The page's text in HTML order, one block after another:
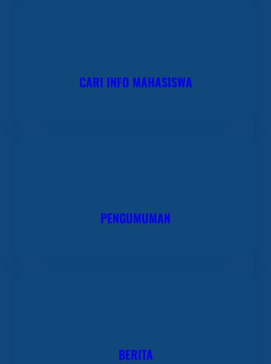
CARI INFO MAHASISWA
PENGUMUMAN
BERITA